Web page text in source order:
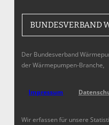
BUNDESVERBAND
Der Bundesverband
der Wärmepumpen-Branche,
Impressum
Wir erfassen für unsere